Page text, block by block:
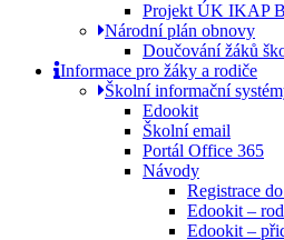
Projekt ÚK IKAP
Národní plán obnovy
Doučování žáků
Informace pro žáky a rodiče
Školní informační
Edookit
Školní email
Portál Office 365
Návody
Registrace
Edookit –
Edookit –